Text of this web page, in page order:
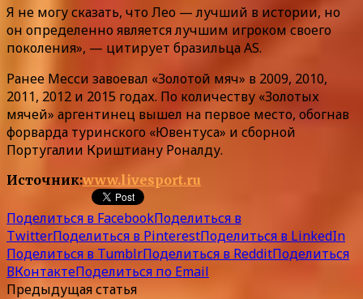
Я не могу сказать, что Лео — лучший в истории, но
он определенно является лучшим игроком своего
поколения», — цитирует бразильца AS.
Ранее Месси завоевал «Золотой мяч» в 2009, 2010,
2011, 2012 и 2015 годах. По количеству «Золотых
мячей» аргентинец вышел на первое место, обогнав
форварда туринского «Ювентуса» и сборной
Португалии Криштиану Роналду.
Источник:www.livesport.ru
Поделиться в FacebookПоделиться в
TwitterПоделиться в PinterestПоделиться в LinkedIn
Поделиться в TumblrПоделиться в RedditПоделиться
ВКонтактеПоделиться по Email
Предыдущая статья